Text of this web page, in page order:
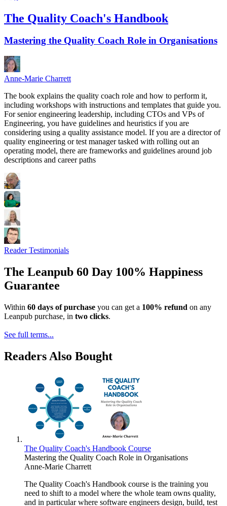
The Quality Coach's Handbook
Mastering the Quality Coach Role in Organisations
Anne-Marie Charrett
The book explains the quality coach role and how to perform it,
including workshops with instructions and templates that guide you.
For senior engineering leadership, including CTOs and VPs of
Engineering, you have guidelines and heuristics if you are
considering using a quality assistance model. If you are a director of
quality engineering or test manager tasked with rolling out an
operating model, there are frameworks and guidelines around job
descriptions and career paths
Reader Testimonials
The Leanpub 60 Day 100% Happiness
Guarantee
Within 60 days of purchase you can get a 100% refund on any
Leanpub purchase, in two clicks.
See full terms...
Readers Also Bought
The Quality Coach's Handbook Course
Mastering the Quality Coach Role in Organisations
Anne-Marie Charrett
The Quality Coach's Handbook course is the training you
need to shift to a model where the whole team owns quality,
and in particular where software engineers design, build, test